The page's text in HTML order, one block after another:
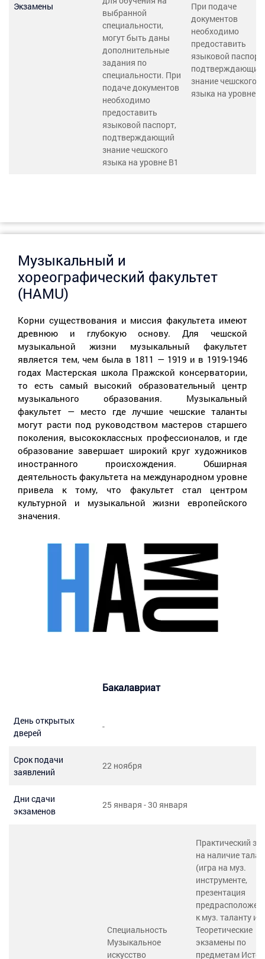
Экзамены
выбранной
специальности,
могут быть даны
дополнительные
задания по
специальности. При
подаче документов
необходимо
предоставить
языковой паспорт,
подтверждающий
знание чешского
языка на уровне В1
При подаче
документов
необходимо
предоставить
языковой паспорт,
подтверждающий
знание чешского
языка на уровне
Музыкальный и
хореографический факультет
(HAMU)
Корни существования и миссия факультета имеют
древнюю и глубокую основу. Для чешской
музыкальной жизни музыкальный факультет
является тем, чем была в 1811 — 1919 и в 1919-1946
годах Мастерская школа Пражской консерватории,
то есть самый высокий образовательный центр
музыкального образования. Музыкальный
факультет — место где лучшие чешские таланты
могут расти под руководством мастеров старшего
поколения, высококлассных профессионалов, и где
образование завершает широкий круг художников
иностранного происхождения. Обширная
деятельность факультета на международном уровне
привела к тому, что факультет стал центром
культурной и музыкальной жизни европейского
значения.
Бакалавриат
День открытых
дверей
-
Срок подачи
заявлений
22 ноября
Дни сдачи
экзаменов
25 января - 30 января
Специальность
Музыкальное
искусство
Практический
на наличие
(игра на муз.
инструменте,
презентация
к муз. таланту и
Теоретические
экзамены по
предметам